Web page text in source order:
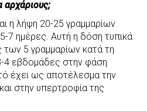
αρχάριους;
η λήψη 20-25 γραμμαρίων
7 ημέρες. Αυτή η δόση τυπικά
των 5 γραμμαρίων κατά τη
4 εβδομάδες στην φάση
έχει ως αποτέλεσμα την
στην υπερτροφία της